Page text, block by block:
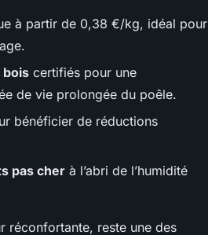
à partir de 0,38 €/kg, idéal pour
bois certifiés pour une
de vie prolongée du poêle.
bénéficier de réductions
pas cher à l’abri de l’humidité
réconfortante, reste une des